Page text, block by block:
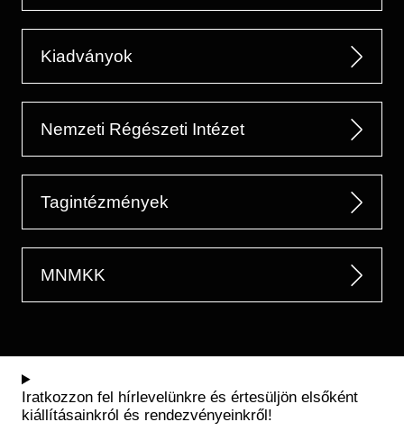
Kiadványok
Nemzeti Régészeti Intézet
Tagintézmények
MNMKK
Iratkozzon fel hírlevelünkre és értesüljön elsőként
kiállításainkról és rendezvényeinkről!